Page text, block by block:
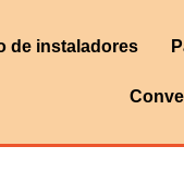
de instaladores